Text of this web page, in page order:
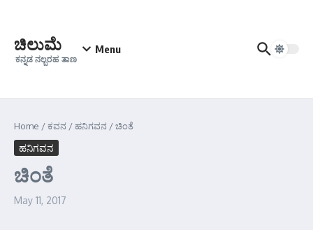
ಚಿಲುಮೆ
ಕನ್ನಡ ನಲ್ಬರಹ ತಾಣ
Menu
Home /ಕವನ /ಹನಿಗವನ /ಚಿಂತೆ
ಹನಿಗವನ
ಚಿಂತೆ
May 11, 2017